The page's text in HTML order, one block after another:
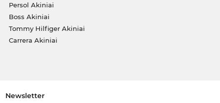
Persol Akiniai
Boss Akiniai
Tommy Hilfiger Akiniai
Carrera Akiniai
Newsletter